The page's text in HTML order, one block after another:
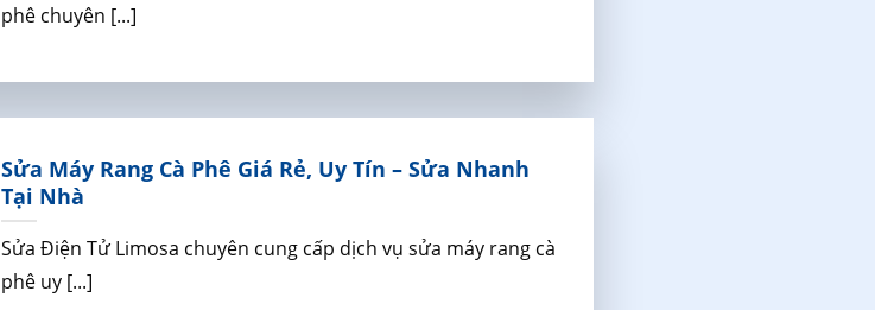
phê chuyên [...]
Sửa Máy Rang Cà Phê Giá Rẻ, Uy Tín – Sửa Nhanh
Tại Nhà
Sửa Điện Tử Limosa chuyên cung cấp dịch vụ sửa máy rang cà
phê uy [...]